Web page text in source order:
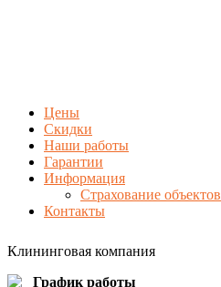
Цены
Скидки
Наши работы
Гарантии
Информация
Страхование объектов
Контакты
Клининговая компания
График работы